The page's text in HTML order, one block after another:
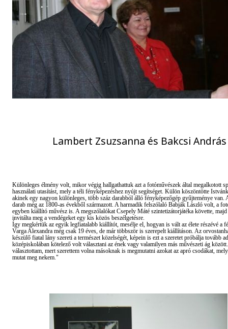
Lambert Zsuzsanna és Bakcsi András
Különleges élmény volt, mikor végig hallgathattuk azt a fotóművészek által megalkotott
használati utasítást, mely a téli fényképezéshez nyújt segítséget. Külön köszöntötte
akinek egy nagyon különleges, több száz darabból álló fényképezőgép gyűjteménye van.
darab még az 1800-as évekből származott. A harmadik felszólaló Babják László volt, a
egyben kiállító művész is. A megszólalókat Csepely Máté szintetizátorjátéka követte,
invitálta meg a vendégeket egy kis közös beszélgetésre.
Így megkértük az egyik legfiatalabb kiállítót, mesélje el, hogyan is vált az élete részévé a
Varga Alexandra még csak 19 éves, de már többször is szerepelt kiállításon. Az
készülő fiatal lány szereti a természet közelségét, képein is ezt a szeretet próbálja tovább
középiskolában kötelező volt választani az ének vagy valamilyen más művészeti ág
választottam, mert szerettem volna másoknak is megmutatni azokat az apró csodákat,
mutat meg nekem."